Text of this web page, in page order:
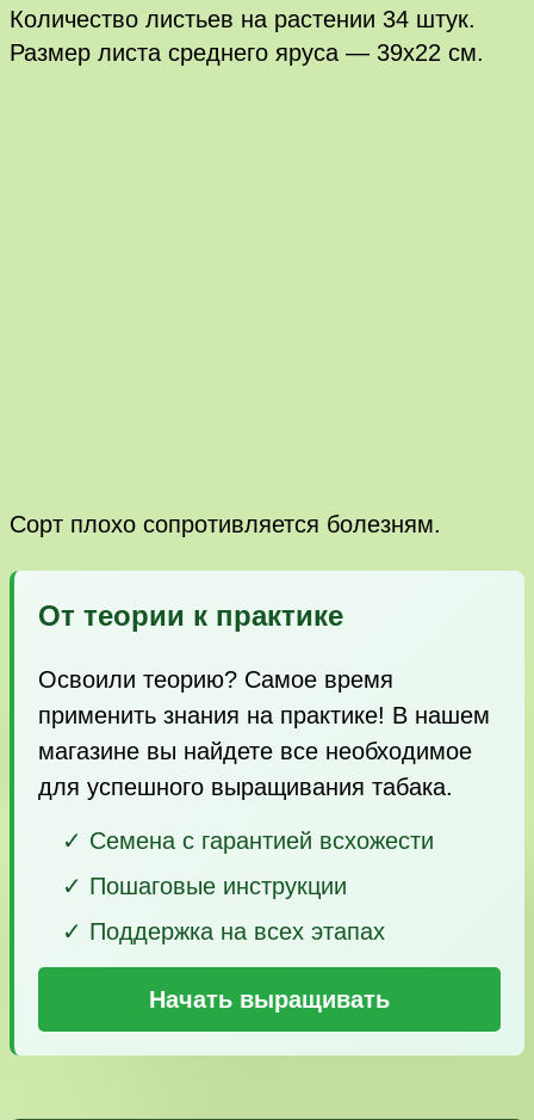
Количество листьев на растении 34 штук.
Размер листа среднего яруса — 39х22 см.
Сорт плохо сопротивляется болезням.
От теории к практике
Освоили теорию? Самое время
применить знания на практике! В нашем
магазине вы найдете все необходимое
для успешного выращивания табака.
✓ Семена с гарантией всхожести
✓ Пошаговые инструкции
✓ Поддержка на всех этапах
Начать выращивать